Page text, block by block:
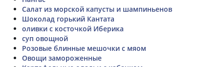
Салат из морской капусты и шампиньенов
Шоколад горький Кантата
оливки с косточкой Иберика
суп овощной
Розовые блинные мешочки с мяом
Овощи замороженные